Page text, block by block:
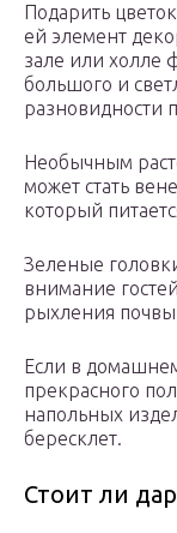
Подарить
ей элемент
зале или холле
большого и
разновидности
Необычным
может стать
который
Зеленые
внимание
рыхления почвы
Если в
прекрасного
напольных
бересклет.
Стоит ли